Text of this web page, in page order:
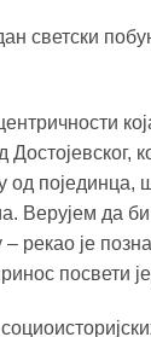
светски
појединца,
Верујем да
рекао је
посвети